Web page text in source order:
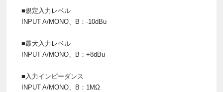
■規定入力レベル
INPUT A/MONO、B：-10dBu
■最大入力レベル
INPUT A/MONO、B：+8dBu
■入力インピーダンス
INPUT A/MONO、B：1MΩ